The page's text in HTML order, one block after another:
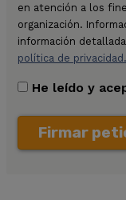
en atención a los
organización.
información
política de privacidad.
He leído y
Firmar